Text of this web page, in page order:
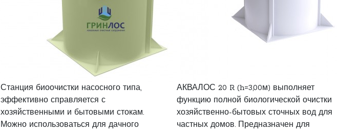
Станция биоочистки насосного типа,
эффективно справляется с
хозяйственными и бытовыми стокам.
Можно использоваться для дачного
АКВАЛОС 20 R (h=3,00м) выполняет
функцию полной биологической очистки
хозяйственно-бытовых сточных вод для
частных домов. Предназначен для